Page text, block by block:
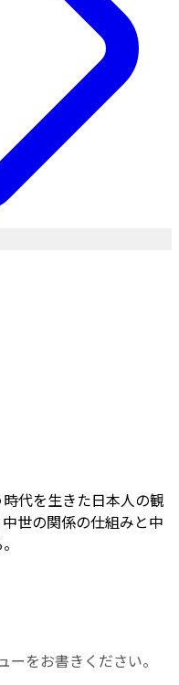
代を生きた日本人の観
世の関係の仕組みと中
をお書きください。